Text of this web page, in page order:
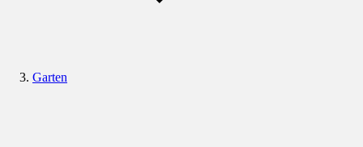
Garten